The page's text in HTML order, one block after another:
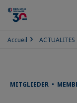
Accueil ACTUALITES
MITGLIEDER •